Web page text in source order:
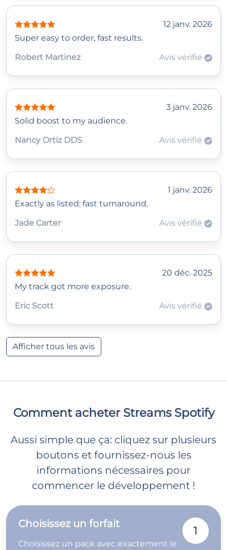
12 janv. 2026
Super easy to order, fast results.
Robert Martinez
Avis vérifié
3 janv. 2026
Solid boost to my audience.
Nancy Ortiz DDS
Avis vérifié
1 janv. 2026
Exactly as listed; fast turnaround.
Jade Carter
Avis vérifié
20 déc. 2025
My track got more exposure.
Eric Scott
Avis vérifié
Afficher tous les avis
Comment acheter Streams Spotify
Aussi simple que ça: cliquez sur plusieurs
boutons et fournissez-nous les
informations nécessaires pour
commencer le développement !
Choisissez un forfait
Choisissez un pack avec exactement le
1